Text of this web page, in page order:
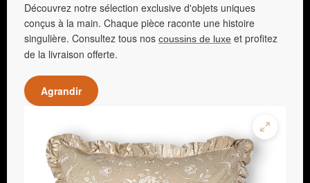
Découvrez notre sélection exclusive d'objets uniques
conçus à la main. Chaque pièce raconte une histoire
singulière. Consultez tous nos coussins de luxe et profitez
de la livraison offerte.
Agrandir